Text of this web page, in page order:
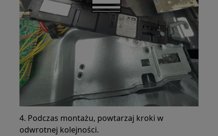
4. Podczas montażu, powtarzaj kroki w
odwrotnej kolejności.